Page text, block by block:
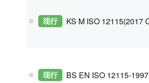
现行
现行 BS EN ISO 12115-1997